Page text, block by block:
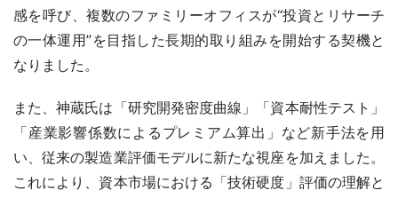
感を呼び、複数のファミリーオフィスが“投資とリサーチ
の一体運用”を目指した長期的取り組みを開始する契機と
なりました。
また、神蔵氏は「研究開発密度曲線」「資本耐性テスト」
「産業影響係数によるプレミアム算出」など新手法を用
い、従来の製造業評価モデルに新たな視座を加えました。
これにより、資本市場における「技術硬度」評価の理解と